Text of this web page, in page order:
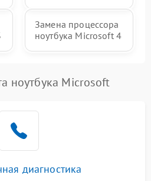
Замена процессора
ноутбука Microsoft 4
ноутбука Microsoft
диагностика